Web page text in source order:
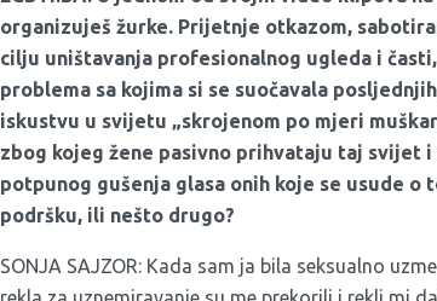
organizuješ žurke. Prijetnje otkazom,
cilju uništavanja profesionalnog ugleda i
problema sa kojima si se suočavala
iskustvu u svijetu „skrojenom po mjeri
zbog kojeg žene pasivno prihvataju taj svijet
potpunog gušenja glasa onih koje se usude
podršku, ili nešto drugo?
SONJA SAJZOR: Kada sam ja bila seksualno